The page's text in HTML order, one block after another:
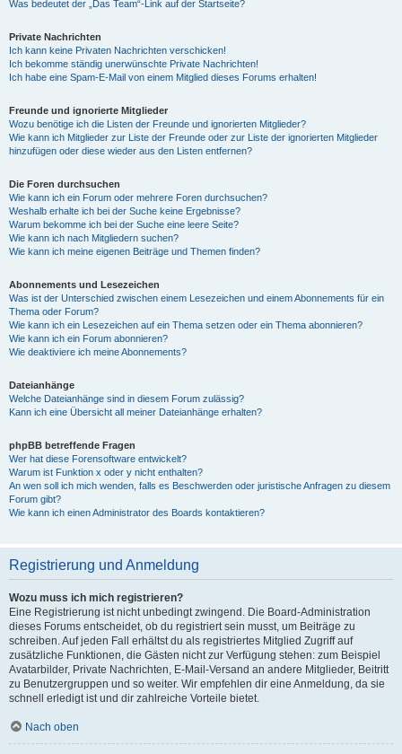
Was bedeutet der „Das Team“-Link auf der Startseite?
Private Nachrichten
Ich kann keine Privaten Nachrichten verschicken!
Ich bekomme ständig unerwünschte Private Nachrichten!
Ich habe eine Spam-E-Mail von einem Mitglied dieses Forums erhalten!
Freunde und ignorierte Mitglieder
Wozu benötige ich die Listen der Freunde und ignorierten Mitglieder?
Wie kann ich Mitglieder zur Liste der Freunde oder zur Liste der ignorierten Mitglieder
hinzufügen oder diese wieder aus den Listen entfernen?
Die Foren durchsuchen
Wie kann ich ein Forum oder mehrere Foren durchsuchen?
Weshalb erhalte ich bei der Suche keine Ergebnisse?
Warum bekomme ich bei der Suche eine leere Seite?
Wie kann ich nach Mitgliedern suchen?
Wie kann ich meine eigenen Beiträge und Themen finden?
Abonnements und Lesezeichen
Was ist der Unterschied zwischen einem Lesezeichen und einem Abonnements für ein
Thema oder Forum?
Wie kann ich ein Lesezeichen auf ein Thema setzen oder ein Thema abonnieren?
Wie kann ich ein Forum abonnieren?
Wie deaktiviere ich meine Abonnements?
Dateianhänge
Welche Dateianhänge sind in diesem Forum zulässig?
Kann ich eine Übersicht all meiner Dateianhänge erhalten?
phpBB betreffende Fragen
Wer hat diese Forensoftware entwickelt?
Warum ist Funktion x oder y nicht enthalten?
An wen soll ich mich wenden, falls es Beschwerden oder juristische Anfragen zu diesem
Forum gibt?
Wie kann ich einen Administrator des Boards kontaktieren?
Registrierung und Anmeldung
Wozu muss ich mich registrieren?
Eine Registrierung ist nicht unbedingt zwingend. Die Board-Administration
dieses Forums entscheidet, ob du registriert sein musst, um Beiträge zu
schreiben. Auf jeden Fall erhältst du als registriertes Mitglied Zugriff auf
zusätzliche Funktionen, die Gästen nicht zur Verfügung stehen: zum Beispiel
Avatarbilder, Private Nachrichten, E-Mail-Versand an andere Mitglieder, Beitritt
zu Benutzergruppen und so weiter. Wir empfehlen dir eine Anmeldung, da sie
schnell erledigt ist und dir zahlreiche Vorteile bietet.
Nach oben